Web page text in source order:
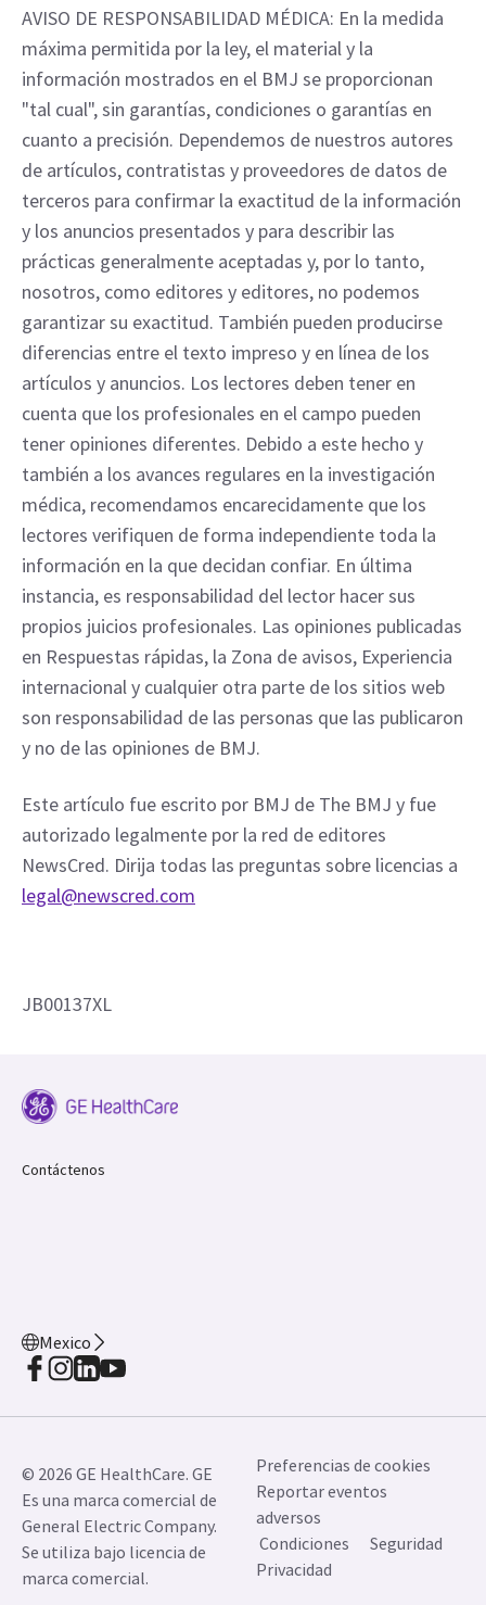
AVISO DE RESPONSABILIDAD MÉDICA: En la medida
máxima permitida por la ley, el material y la
información mostrados en el BMJ se proporcionan
"tal cual", sin garantías, condiciones o garantías en
cuanto a precisión. Dependemos de nuestros autores
de artículos, contratistas y proveedores de datos de
terceros para confirmar la exactitud de la información
y los anuncios presentados y para describir las
prácticas generalmente aceptadas y, por lo tanto,
nosotros, como editores y editores, no podemos
garantizar su exactitud. También pueden producirse
diferencias entre el texto impreso y en línea de los
artículos y anuncios. Los lectores deben tener en
cuenta que los profesionales en el campo pueden
tener opiniones diferentes. Debido a este hecho y
también a los avances regulares en la investigación
médica, recomendamos encarecidamente que los
lectores verifiquen de forma independiente toda la
información en la que decidan confiar. En última
instancia, es responsabilidad del lector hacer sus
propios juicios profesionales. Las opiniones publicadas
en Respuestas rápidas, la Zona de avisos, Experiencia
internacional y cualquier otra parte de los sitios web
son responsabilidad de las personas que las publicaron
y no de las opiniones de BMJ.
Este artículo fue escrito por BMJ de The BMJ y fue
autorizado legalmente por la red de editores
legal@newscred.com
JB00137XL
Contáctenos
Mexico
© 2026 GE HealthCare. GE
Es una marca comercial de
General Electric Company.
Se utiliza bajo licencia de
marca comercial.
Preferencias de cookies
Reportar eventos
adversos
Condiciones
Seguridad
Privacidad